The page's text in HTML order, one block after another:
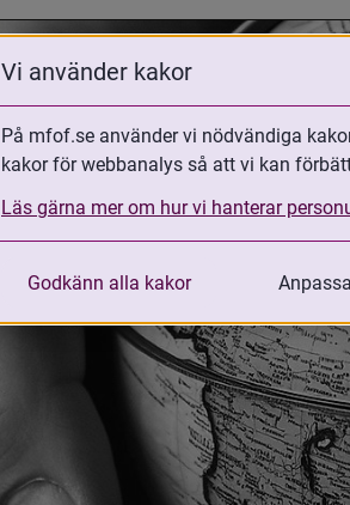
Vi använder kakor
På mfof.se använder vi nödvändiga
kakor för webbanalys så att vi kan
Läs gärna mer om hur vi hanterar
Godkänn alla kakor